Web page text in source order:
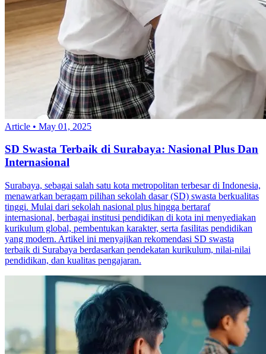
Article • May 01, 2025
SD Swasta Terbaik di Surabaya: Nasional Plus Dan
Internasional
Surabaya, sebagai salah satu kota metropolitan terbesar di Indonesia,
menawarkan beragam pilihan sekolah dasar (SD) swasta berkualitas
tinggi. Mulai dari sekolah nasional plus hingga bertaraf
internasional, berbagai institusi pendidikan di kota ini menyediakan
kurikulum global, pembentukan karakter, serta fasilitas pendidikan
yang modern. Artikel ini menyajikan rekomendasi SD swasta
terbaik di Surabaya berdasarkan pendekatan kurikulum, nilai-nilai
pendidikan, dan kualitas pengajaran.